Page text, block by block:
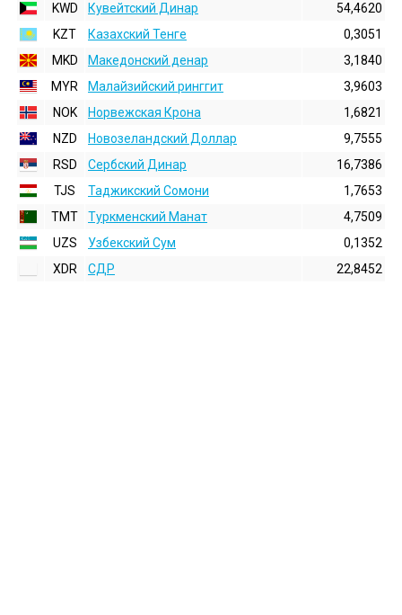
KWD
Кувейтский Динар
54,4620
KZT
Казахский Тенге
0,3051
MKD
Македонский денар
3,1840
MYR
Малайзийский ринггит
3,9603
NOK
Норвежская Крона
1,6821
NZD
Новозеландский Доллар
9,7555
RSD
Сербский Динар
16,7386
TJS
Таджикский Сомони
1,7653
TMT
Туркменский Манат
4,7509
UZS
Узбекский Сум
0,1352
XDR
СДР 22,8452